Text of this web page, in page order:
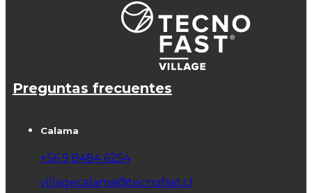
Preguntas frecuentes
Calama
+56 9 8484 6254
villagecalama@tecnofast.cl